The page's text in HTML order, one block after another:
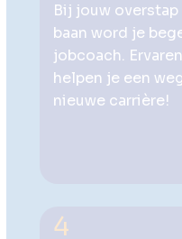
Bij jouw
baan word je
jobcoach.
helpen je een
nieuwe carrière!
4